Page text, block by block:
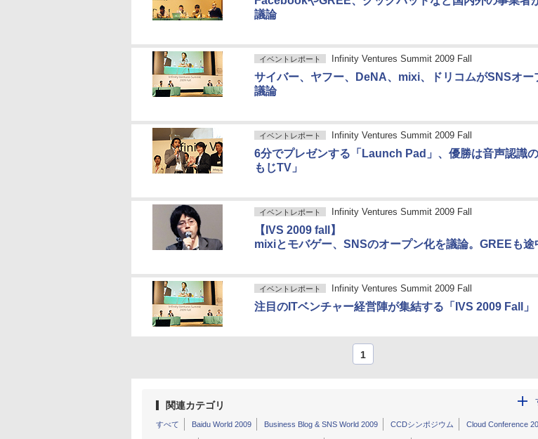
議論
イベントレポート Infinity Ventures Summit 2009 Fall
サイバー、ヤフー、DeNA、mixi、ドリコムがSNSオー
議論
イベントレポート Infinity Ventures Summit 2009 Fall
6分でプレゼンする「Launch Pad」、優勝は音声認識
もじTV」
イベントレポート Infinity Ventures Summit 2009 Fall
【IVS 2009 fall】
mixiとモバゲー、SNSのオープン化を議論。GREEも途
イベントレポート Infinity Ventures Summit 2009 Fall
注目のITベンチャー経営陣が集結する「IVS 2009 Fall」
1
関連カテゴリ
すべて Baidu World 2009 Business Blog & SNS World 2009 CCDシンポジウム Cloud Conference